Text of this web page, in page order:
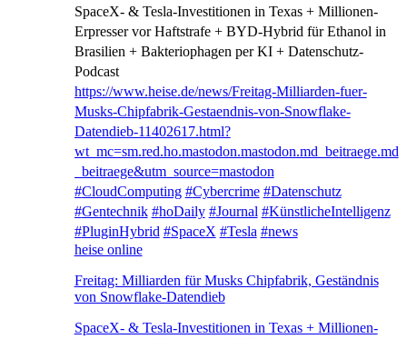
SpaceX- & Tesla-Investitionen in Texas + Millionen-
Erpresser vor Haftstrafe + BYD-Hybrid für Ethanol in
Brasilien + Bakteriophagen per KI + Datenschutz-
Podcast
https://www.heise.de/news/Freitag-Milliarden-fuer-
Musks-Chipfabrik-Gestaendnis-von-Snowflake-
Datendieb-11402617.html?
wt_mc=sm.red.ho.mastodon.mastodon.md_beitraege.md
_beitraege&utm_source=mastodon
#CloudComputing #Cybercrime #Datenschutz
#Gentechnik #hoDaily #Journal #KünstlicheIntelligenz
#PluginHybrid #SpaceX #Tesla #news
heise online
Freitag: Milliarden für Musks Chipfabrik, Geständnis
von Snowflake-Datendieb
SpaceX- & Tesla-Investitionen in Texas + Millionen-